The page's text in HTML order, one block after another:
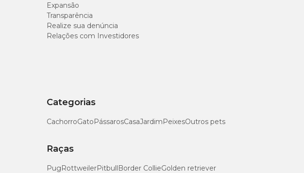
Expansão
Transparência
Realize sua denúncia
Relações com Investidores
Categorias
CachorroGatoPássarosCasaJardimPeixesOutros pets
Raças
PugRottweilerPitbullBorder CollieGolden retriever